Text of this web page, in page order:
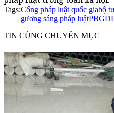
Tags:Cổng pháp luật quốc giabộ
gương sáng pháp luật
TIN CÙNG CHUYÊN MỤC